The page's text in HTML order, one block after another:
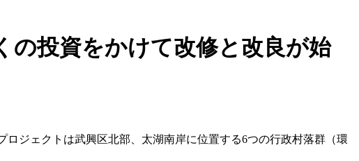
の投資をかけて改修と改良が始
ジェクトは武興区北部、太湖南岸に位置する6つの行政村落群（環